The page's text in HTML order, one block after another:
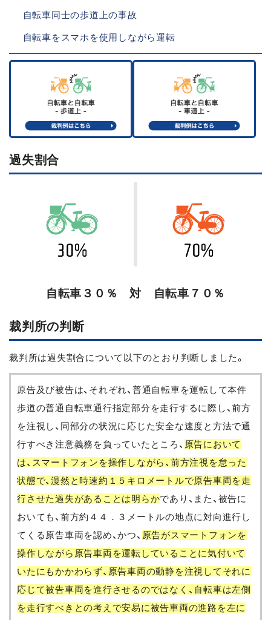
自転車同士の歩道上の事故
自転車をスマホを使用しながら運転
過失割合
自転車３０％ 対 自転車７０％
裁判所の判断
裁判所は過失割合について以下のとおり判断しました。
原告及び被告は、それぞれ、普通自転車を運転して本件
歩道の普通自転車通行指定部分を走行するに際し、前方
を注視し、同部分の状況に応じた安全な速度と方法で通
行すべき注意義務を負っていたところ、 原告において
は、スマートフォンを操作しながら、前方注視を怠った
状態で、漫然と時速約１５キロメートルで原告車両を走
行させた過失があることは明らかであり、また、被告に
おいても、前方約４４．３メートルの地点に対向進行し
てくる原告車両を認め、かつ、 原告がスマートフォンを
操作しながら原告車両を運転していることに気付いて
いたにもかかわらず、原告車両の動静を注視してそれに
応じて被告車両を進行させるのではなく、自転車は左側
を走行すべきとの考えで安易に被告車両の進路を左に